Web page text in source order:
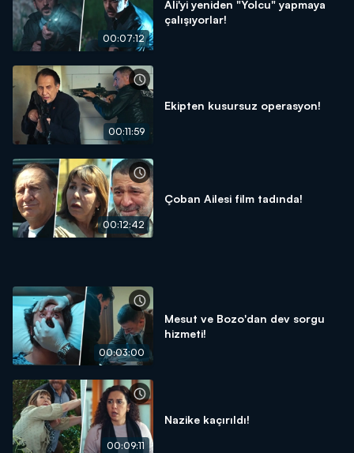
00:07:12
Ali'yi yeniden "Yolcu" yapmaya
çalışıyorlar!
00:11:59
Ekipten kusursuz operasyon!
00:12:42
Çoban Ailesi film tadında!
00:03:00
Mesut ve Bozo'dan dev sorgu
hizmeti!
00:09:11
Nazike kaçırıldı!